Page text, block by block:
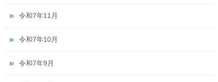
令和7年11月
令和7年10月
令和7年9月